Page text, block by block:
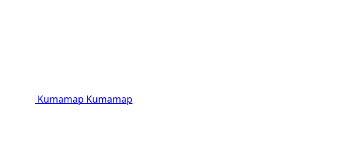
Kumamap Kumamap